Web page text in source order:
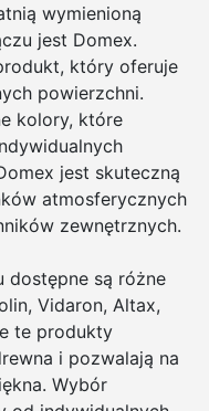
wymienioną
jest Domex.
który oferuje
powierzchni.
kolory, które
jest skuteczną
atmosferycznych
zewnętrznych.
dostępne są różne
Vidaron, Altax,
te produkty
i pozwalają na
Wybór